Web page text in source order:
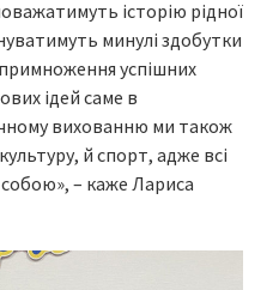
історію рідної
минулі здобутки
успішних
ідей саме в
вихованню ми також
й спорт, адже всі
собою», – каже Лариса